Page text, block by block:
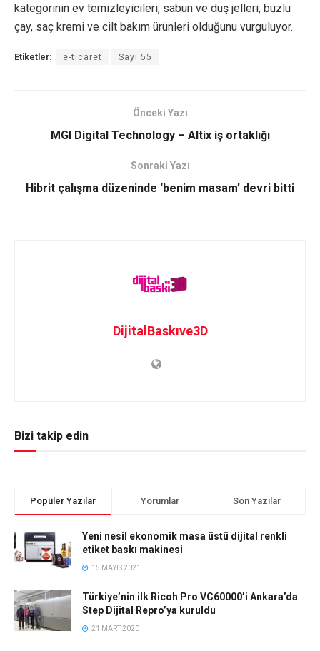
kategorinin ev temizleyicileri, sabun ve duş jelleri, buzlu
çay, saç kremi ve cilt bakım ürünleri olduğunu vurguluyor.
Etiketler: e-ticaret Sayı 55
Önceki Yazı
MGI Digital Technology – Altix iş ortaklığı
Sonraki Yazı
Hibrit çalışma düzeninde ‘benim masam’ devri bitti
DijitalBaskıve3D
Bizi takip edin
Popüler Yazılar Yorumlar Son Yazılar
Yeni nesil ekonomik masa üstü dijital renkli
etiket baskı makinesi
15 MAYIS 2021
Türkiye’nin ilk Ricoh Pro VC60000’i Ankara’da
Step Dijital Repro’ya kuruldu
21 MART 2020